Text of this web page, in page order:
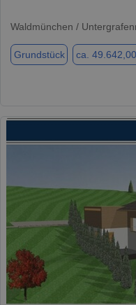
Waldmünchen /
Grundstück ca.